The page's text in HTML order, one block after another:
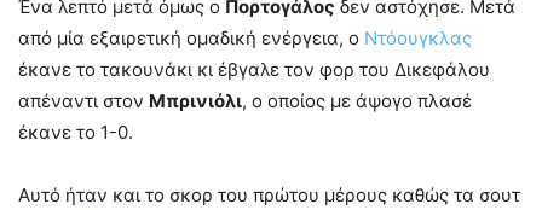
Ένα λεπτό μετά όμως ο Πορτογάλος δεν αστόχησε. Μετά
από μία εξαιρετική ομαδική ενέργεια, ο Ντόουγκλας
έκανε το τακουνάκι κι έβγαλε τον φορ του Δικεφάλου
απέναντι στον Μπρινιόλι, ο οποίος με άψογο πλασέ
έκανε το 1-0.
Αυτό ήταν και το σκορ του πρώτου μέρους καθώς τα σουτ